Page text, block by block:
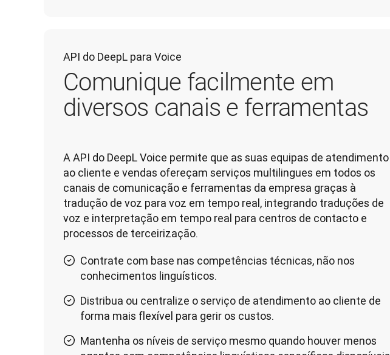
API do DeepL para Voice
Comunique facilmente em
diversos canais e ferramentas
A API do DeepL Voice permite que as suas equipas de atendimento
ao cliente e vendas ofereçam serviços multilingues em todos os
canais de comunicação e ferramentas da empresa graças à
tradução de voz para voz em tempo real, integrando traduções de
voz e interpretação em tempo real para centros de contacto e
processos de terceirização.
Contrate com base nas competências técnicas, não nos
conhecimentos linguísticos.
Distribua ou centralize o serviço de atendimento ao cliente de
forma mais flexível para gerir os custos.
Mantenha os níveis de serviço mesmo quando houver menos